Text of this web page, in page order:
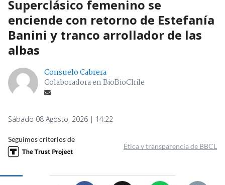
Superclásico femenino se
enciende con retorno de Estefanía
Banini y tranco arrollador de las
albas
Consuelo Cabrera
Colaboradora en BioBioChile
Sábado 08 Agosto, 2026 | 14:22
Seguimos criterios de
Ética y transparencia de BBCL